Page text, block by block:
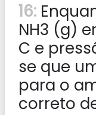
16:
NH3 (g)
C e
se que
para o
correto